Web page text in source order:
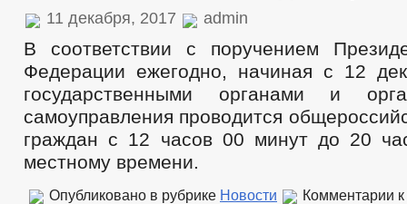
11 декабря, 2017 admin
В соответствии с поручением
Федерации ежегодно, начиная с 12
государственными органами и
самоуправления проводится
граждан с 12 часов 00 минут до 20
местному времени.
Опубликовано в рубрике Новости Комментарии